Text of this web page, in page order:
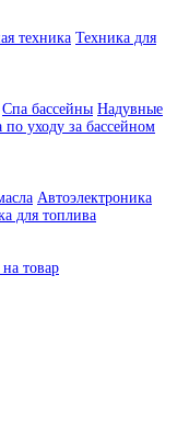
техника Техника для
Спа бассейны Надувные
по уходу за бассейном
Автоэлектроника
для топлива
товар